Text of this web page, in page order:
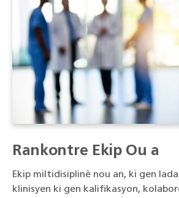
Rankontre Ekip Ou a
Ekip miltidisiplinè nou an, ki gen
klinisyen ki gen kalifikasyon,